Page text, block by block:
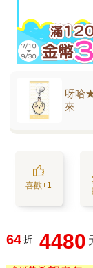
呀哈
來
喜歡+1
64 折 4480